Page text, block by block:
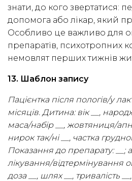
знати, до кого звертатися:
допомога або лікар, який
Особливо це важливо для
препаратів, психотропних
немовлят перших тижнів
13. Шаблон запису
Пацієнтка після пологів/у
місяців. Дитина: вік __,
маса/набір __, жовтяниця/
нирок так/ні __, частка
Показання до препарату: __;
лікування/відтермінування
доза __, шлях __, тривалість